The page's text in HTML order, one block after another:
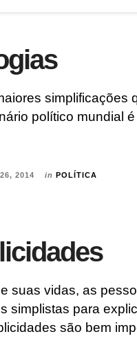
simplificações
político mundial
2014 in POLÍTICA
suas vidas, as
simplistas para
são bem